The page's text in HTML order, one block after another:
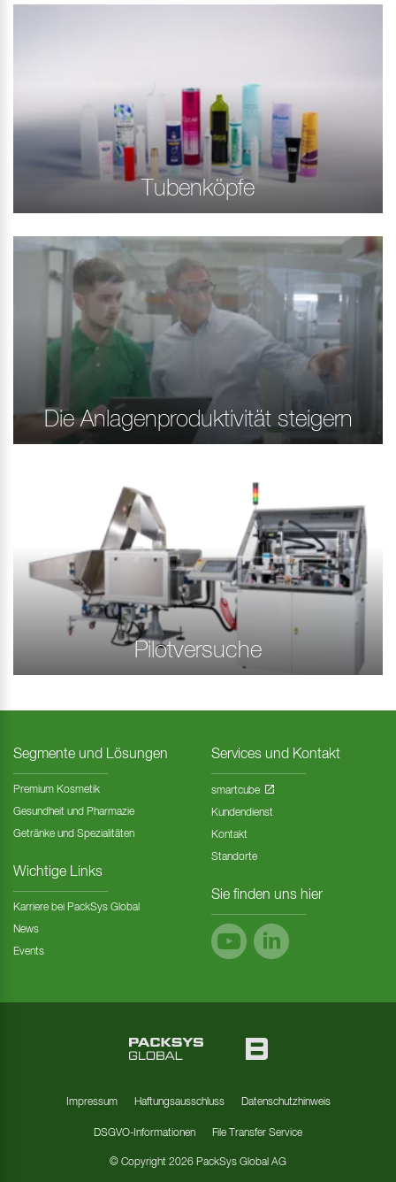
Tubenköpfe
Die Anlagenproduktivität steigern
Pilotversuche
Segmente und Lösungen
Premium Kosmetik
Gesundheit und Pharmazie
Getränke und Spezialitäten
Wichtige Links
Karriere bei PackSys Global
News
Events
Services und Kontakt
smartcube
Kundendienst
Kontakt
Standorte
Sie finden uns hier
Impressum Haftungsausschluss Datenschutzhinweis
DSGVO-Informationen File Transfer Service
© Copyright 2026 PackSys Global AG